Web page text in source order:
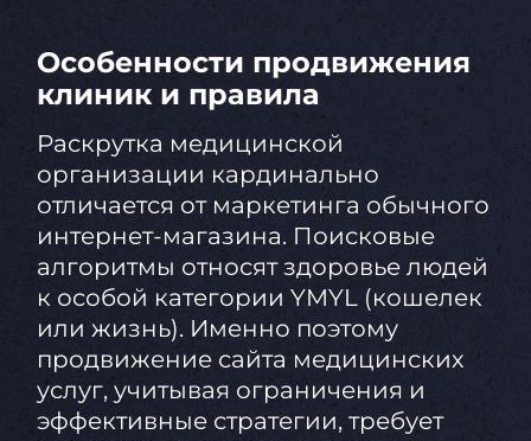
Особенности продвижения
клиник и правила
Раскрутка медицинской
организации кардинально
отличается от маркетинга обычного
интернет-магазина. Поисковые
алгоритмы относят здоровье людей
к особой категории YMYL (кошелек
или жизнь). Именно поэтому
продвижение сайта медицинских
услуг, учитывая ограничения и
эффективные стратегии, требует